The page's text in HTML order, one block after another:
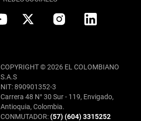
COPYRIGHT © 2026 EL COLOMBIANO
S.A.S
NIT: 890901352-3
Carrera 48 N° 30 Sur - 119, Envigado,
Antioquia, Colombia.
CONMUTADOR:(57) (604) 3315252